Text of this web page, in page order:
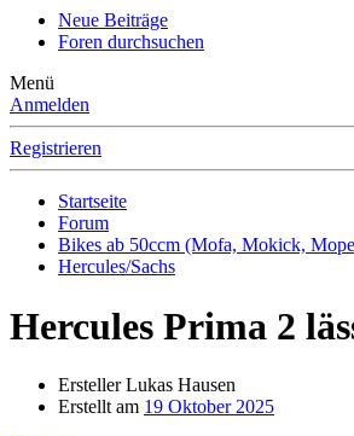
Neue Beiträge
Foren durchsuchen
Menü
Anmelden
Registrieren
Startseite
Forum
Bikes ab 50ccm (Mofa, Mokick,
Hercules/Sachs
Hercules Prima 2
ErstellerLukas Hausen
Erstellt am 19 Oktober 2025